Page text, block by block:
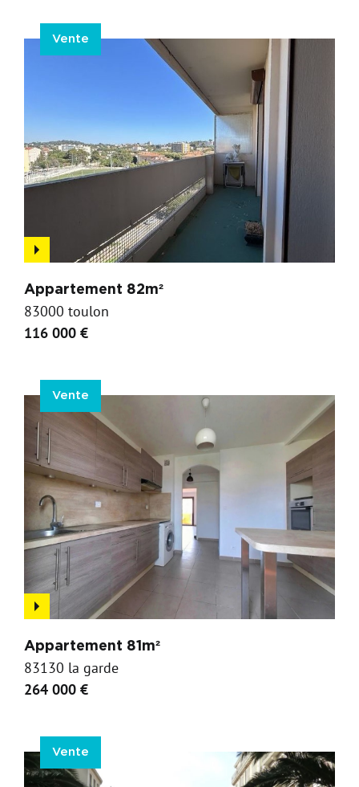
Vente
Appartement 82m²
83000 toulon
116 000 €
Vente
Appartement 81m²
83130 la garde
264 000 €
Vente